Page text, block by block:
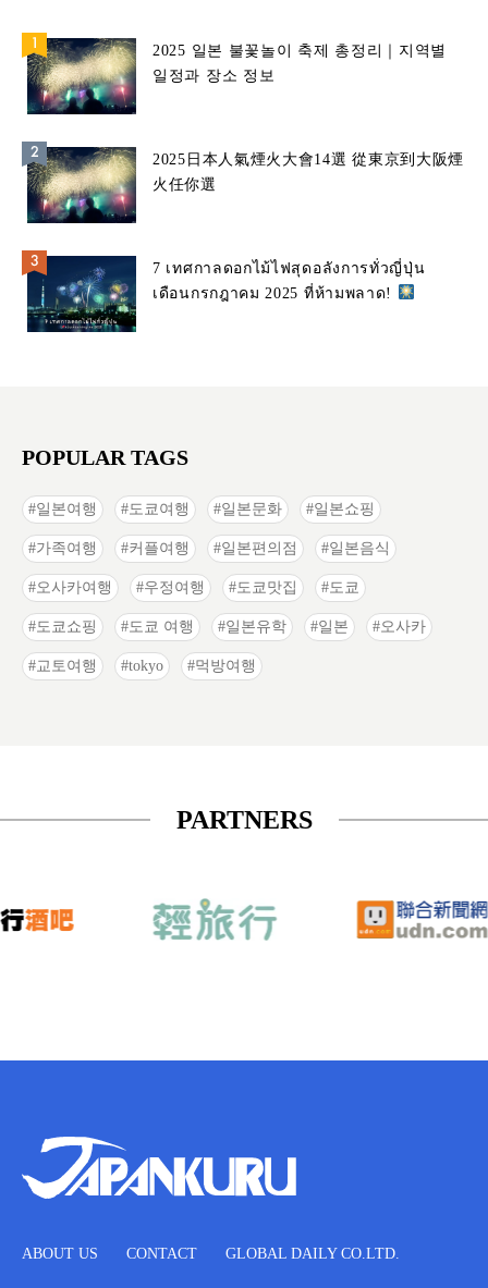
2025 일본 불꽃놀이 축제 총정리｜지역별
일정과 장소 정보
2025日本人氣煙火大會14選 從東京到大阪煙
火任你選
7 เทศกาลดอกไม้ไฟสุดอลังการทั่วญี่ปุ่น
เดือนกรกฎาคม 2025 ที่ห้ามพลาด!
POPULAR TAGS
일본여행 도쿄여행 일본문화 일본쇼핑
가족여행 커플여행 일본편의점 일본음식
오사카여행 우정여행 도쿄맛집 도쿄
도쿄쇼핑 도쿄 여행 일본유학 일본 오사카
교토여행 tokyo 먹방여행
PARTNERS
ABOUT US CONTACT GLOBAL DAILY CO.LTD.